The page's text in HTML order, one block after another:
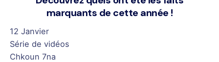
marquants de cette année !
12 Janvier
Série de vidéos
Chkoun 7na